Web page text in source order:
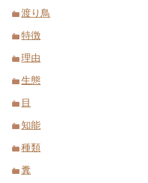
渡り鳥
特徴
理由
生態
目
知能
種類
糞